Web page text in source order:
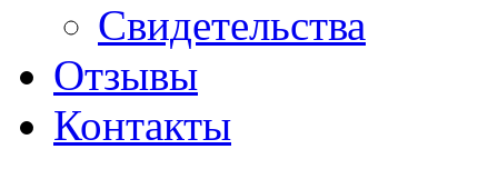
Свидетельства
Отзывы
Контакты